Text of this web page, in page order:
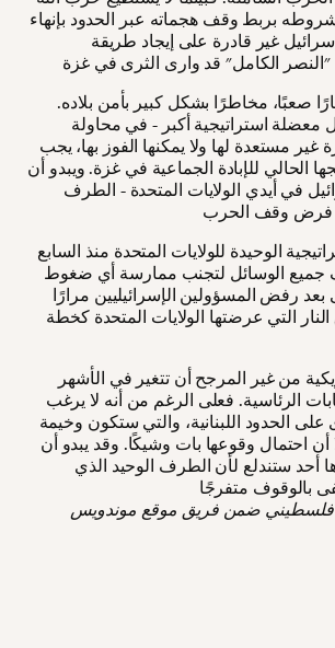
بربط وقف هجماته عبر الحدود بإنهاء
غير قادرة على إيجاد طريقة
صعبًا، مخاطرًا بشكل كبير بأمن بلاده.
معضلة استراتيجية أكبر - في محاولة
غير مستعدة لها ولا يمكنها الفوز بها، يجب
الحالي للإبادة الجماعية في غزة. ويبدو أن
في أيدي الولايات المتحدة - الطرف
الوحيدة للولايات المتحدة منذ السابع
جميع الوسائل لتجنب ممارسة أي ضغوط
رفض المسؤولين الإسرائيليين مرارًا
التي عرضتها الولايات المتحدة كخطة
من غير المرجح أن تتغير في الأشهر
الرئاسية. فعلى الرغم من أنه لا يرغب
الحدود اللبنانية، والتي ستكون وخيمة
أن احتمال وقوعها بات وشيكًا. وقد يبدو أن
أحد ستندلع لأن الطرف الوحيد الذي
ضمن فريق موقع موندويس